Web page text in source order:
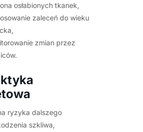
osłabionych tkanek,
zaleceń do wieku
zmian przez
ryzyka dalszego
szkliwa,